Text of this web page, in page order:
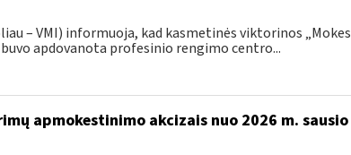
– VMI) informuoja, kad kasmetinės viktorinos
apdovanota profesinio rengimo centro...
apmokestinimo akcizais nuo 2026 m. sausio